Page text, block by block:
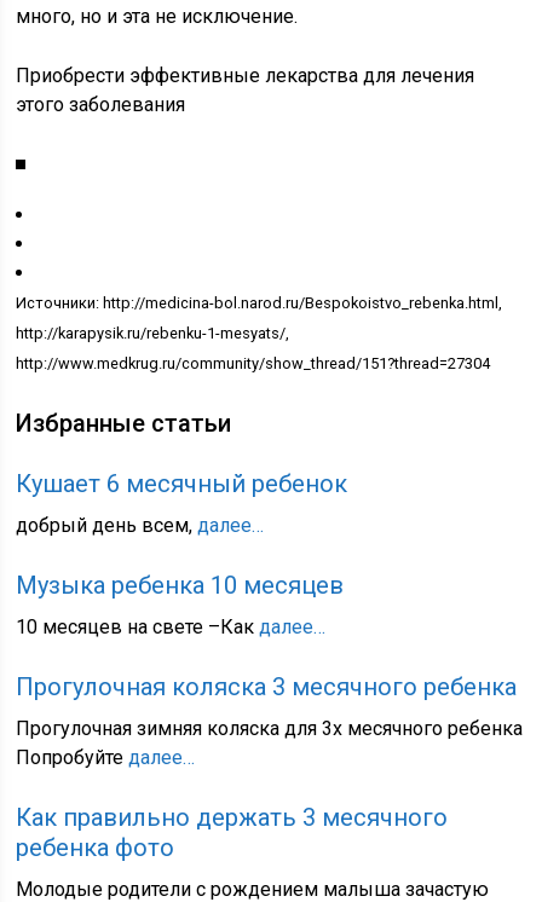
много, но и эта не исключение.
Приобрести эффективные лекарства для лечения
этого заболевания
Источники: http://medicina-bol.narod.ru/Bespokoistvo_rebenka.html,
http://karapysik.ru/rebenku-1-mesyats/,
http://www.medkrug.ru/community/show_thread/151?thread=27304
Избранные статьи
Кушает 6 месячный ребенок
добрый день всем,далее…
Музыка ребенка 10 месяцев
10 месяцев на свете –Какдалее…
Прогулочная коляска 3 месячного ребенка
Прогулочная зимняя коляска для 3х месячного ребенка
Попробуйтедалее…
Как правильно держать 3 месячного
ребенка фото
Молодые родители с рождением малыша зачастую